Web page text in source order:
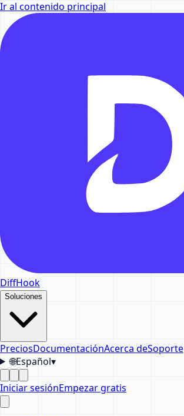
Ir al contenido principal
DiffHook
Soluciones
PreciosDocumentaciónAcerca deSoporte
🌐Español▾
Iniciar sesiónEmpezar gratis